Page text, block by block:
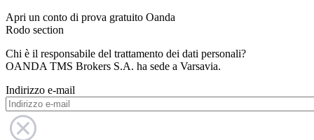
Apri un conto di prova gratuito Oanda
Rodo section
Chi è il responsabile del trattamento dei dati personali?
OANDA TMS Brokers S.A. ha sede a Varsavia.
Indirizzo e-mail